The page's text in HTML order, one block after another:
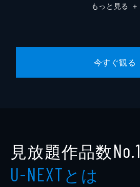
もっと見る ＋
今すぐ観る
見放題作品数No.1
U-NEXTとは